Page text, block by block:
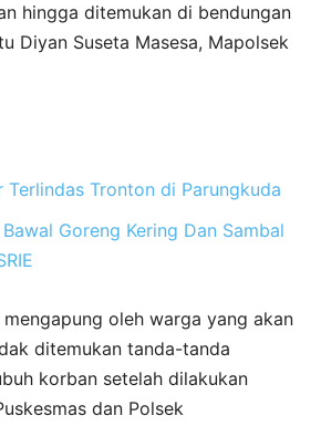
hingga ditemukan di bendungan
Diyan Suseta Masesa, Mapolsek
Terlindas Tronton di Parungkuda
Goreng Kering Dan Sambal
oleh warga yang akan
ditemukan tanda-tanda
korban setelah dilakukan
dan Polsek